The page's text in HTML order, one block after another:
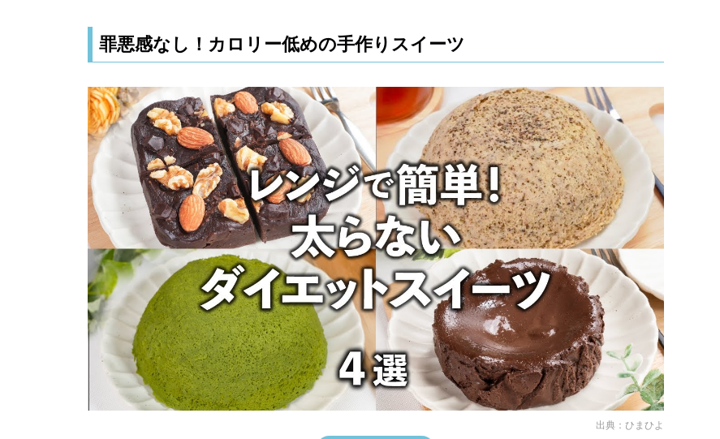
罪悪感なし！カロリー低めの手作りスイーツ
出典： ひまひよ